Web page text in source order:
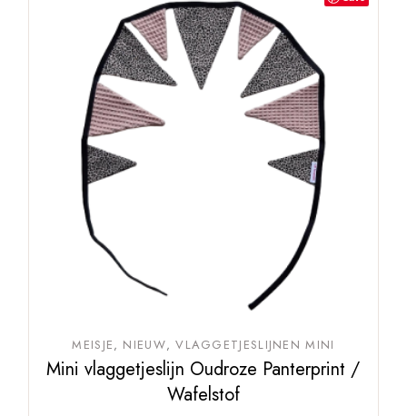
MEISJE NIEUW VLAGGETJESLIJNEN MINI
Mini vlaggetjeslijn Oudroze Panterprint /
Wafelstof